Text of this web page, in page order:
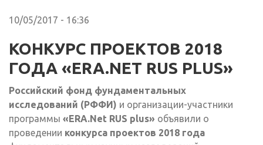
10/05/2017 - 16:36
КОНКУРС ПРОЕКТОВ 2018
ГОДА «ERA.NET RUS PLUS»
Российский фонд фундаментальных
исследований (РФФИ) и организации-участники
программы «ERA.Net RUS plus» объявили о
проведении конкурса проектов 2018 года